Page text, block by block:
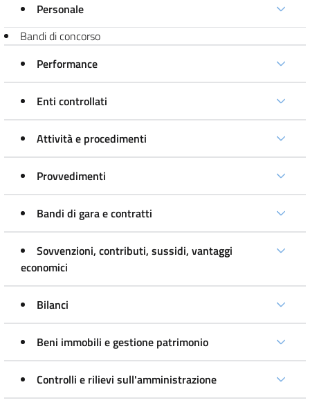
Personale
Bandi di concorso
Performance
Enti controllati
Attività e procedimenti
Provvedimenti
Bandi di gara e contratti
Sovvenzioni, contributi, sussidi, vantaggi
economici
Bilanci
Beni immobili e gestione patrimonio
Controlli e rilievi sull'amministrazione